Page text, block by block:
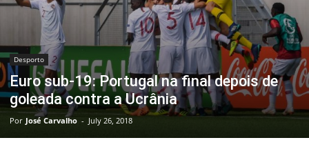
Desporto
Euro sub-19: Portugal na final depois de
goleada contra a Ucrânia
Por José Carvalho - July 26, 2018